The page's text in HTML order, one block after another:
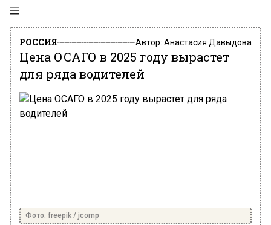
РОССИЯ Автор: Анастасия Давыдова
Цена ОСАГО в 2025 году вырастет
для ряда водителей
Фото: freepik / jcomp